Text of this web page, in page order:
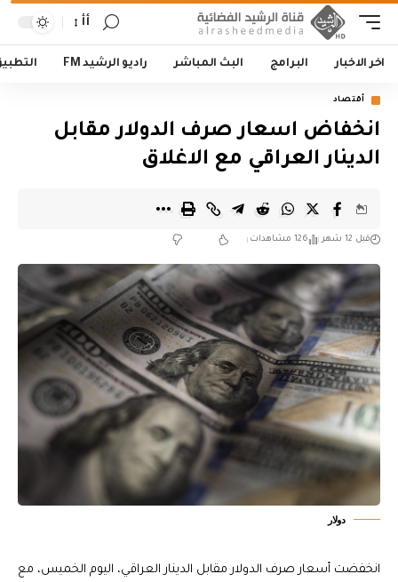
أأ
اخر الاخبار البرامج البث المباشر راديو الرشيد FM
أقتصاد
انخفاض اسعار صرف الدولار مقابل
الدينار العراقي مع الاغلاق
قبل 12 شهر 126 مشاهدات
دولار
انخفضت أسعار صرف الدولار مقابل الدينار العراقي، اليوم الخميس، مع